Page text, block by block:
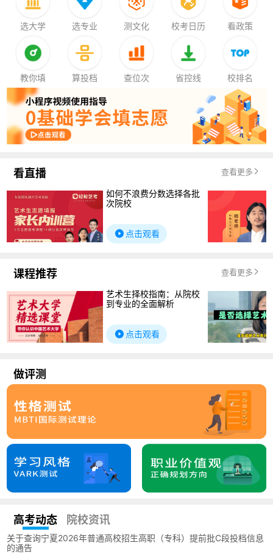
选大学 选专业 测文化 校考日历 看政策
教你填 算投档 查位次 省控线 校排名
看直播 查看更多
如何不浪费分数选择各批
次院校
点击观看
课程推荐 查看更多
艺术生择校指南：从院校
到专业的全面解析
点击观看
做评测
高考动态 院校资讯
关于查询宁夏2026年普通高校招生高职（专科）提前批C段投档信息
的通告